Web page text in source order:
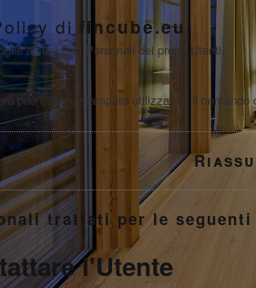
di fincube.eu
alcuni Dati Personali dei propri Utenti.
può essere stampato utilizzando il
trattati per le
l'Utente